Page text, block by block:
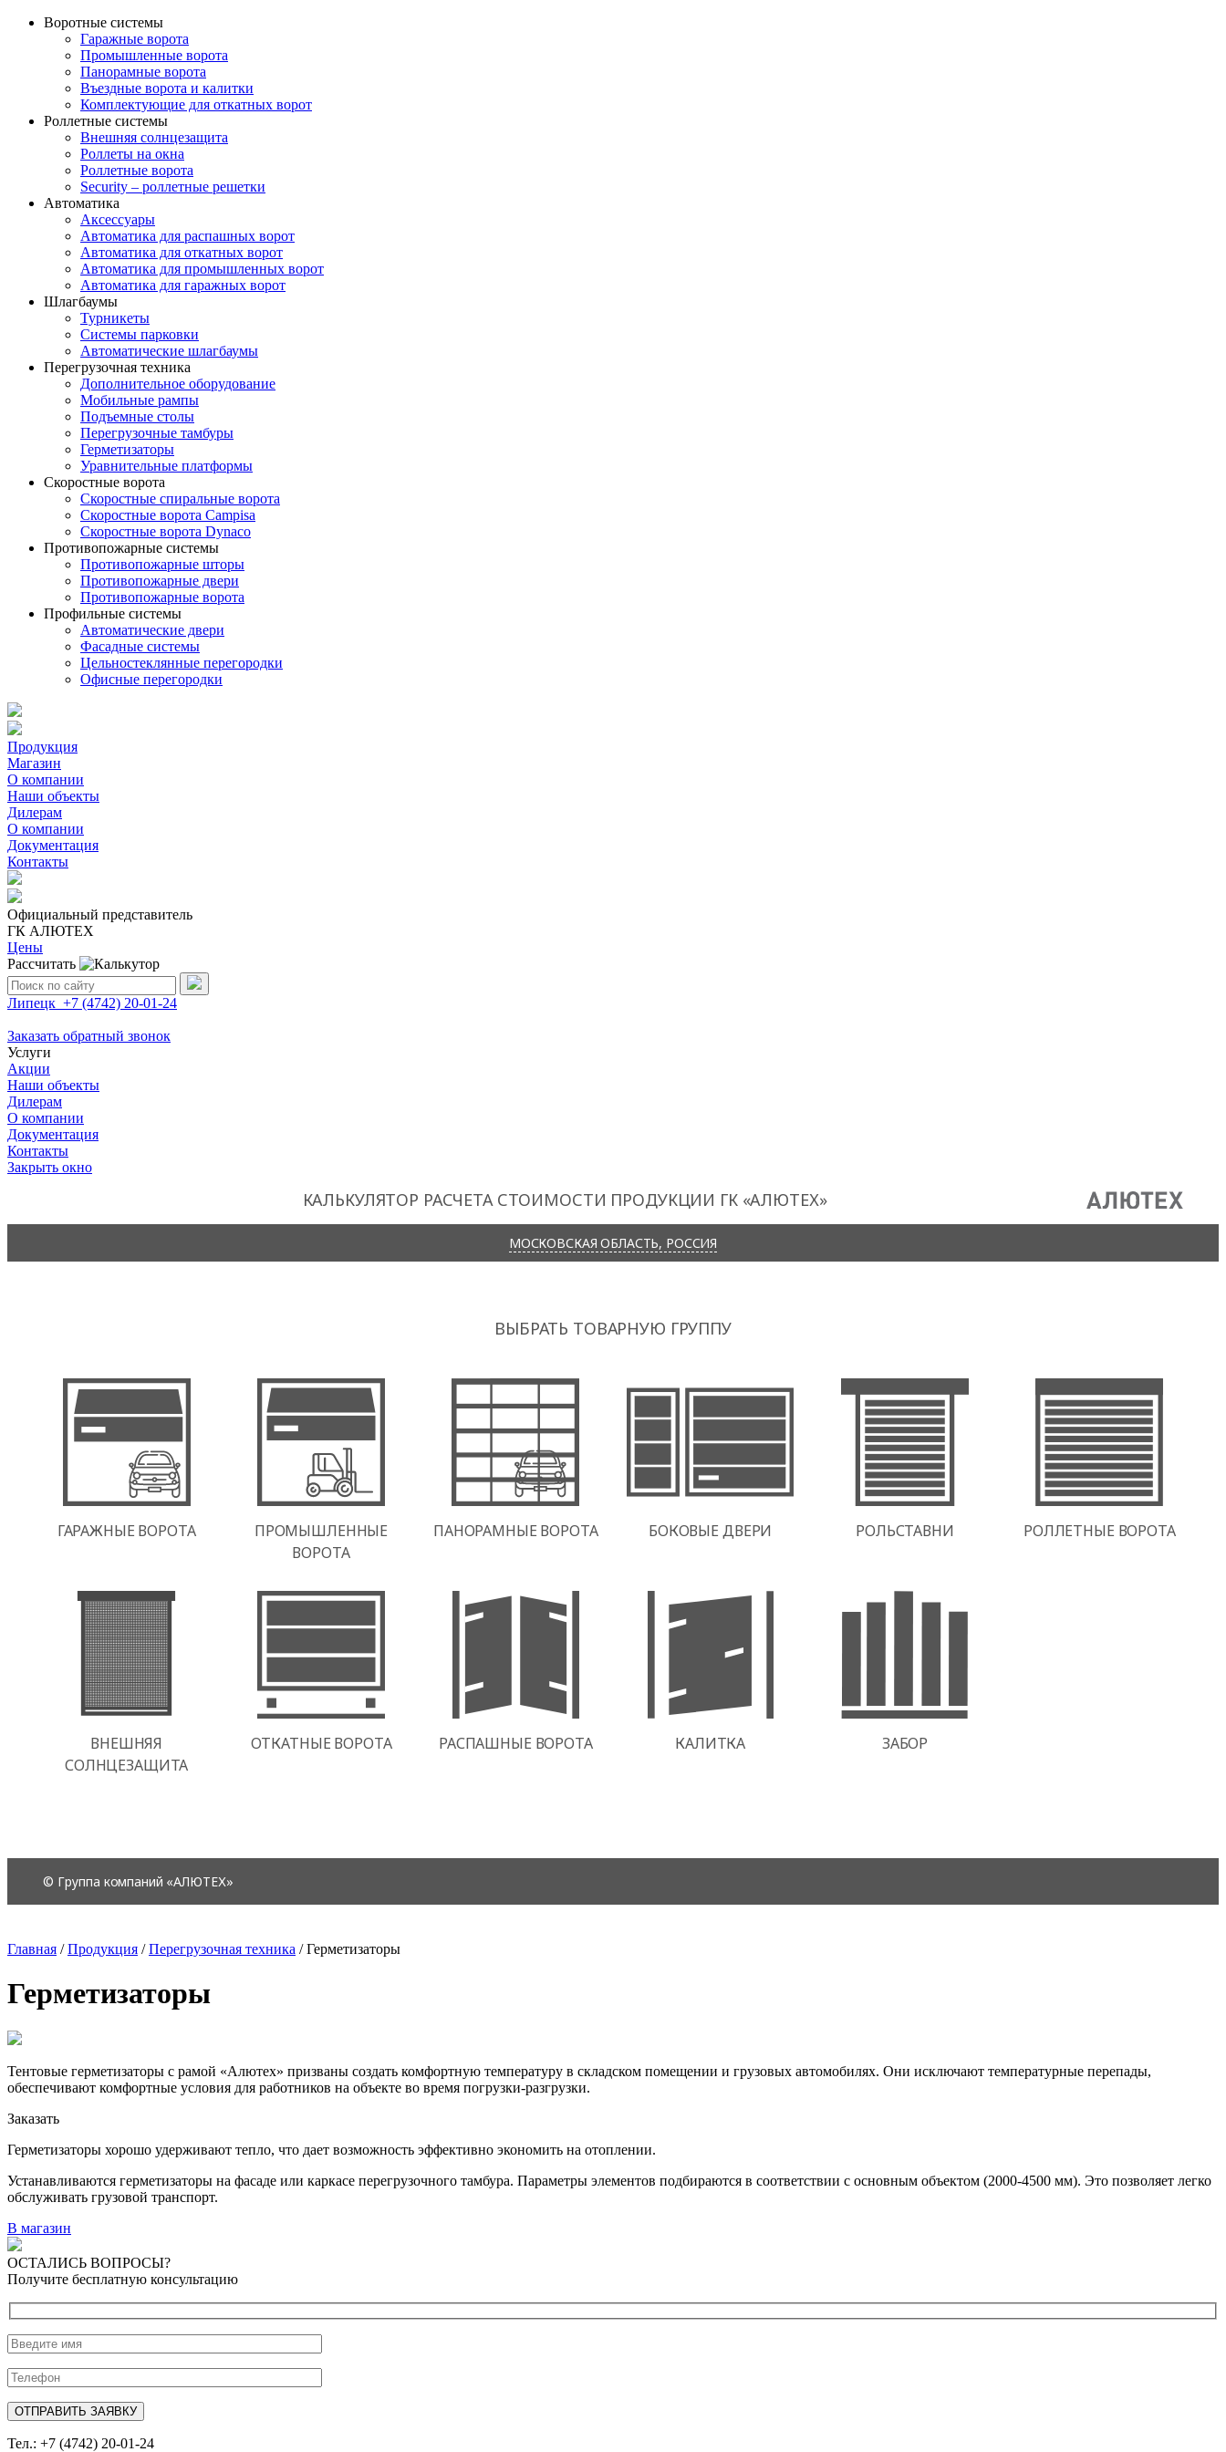
Воротные системы
Гаражные ворота
Промышленные ворота
Панорамные ворота
Въездные ворота и калитки
Комплектующие для откатных ворот
Роллетные системы
Внешняя солнцезащита
Роллеты на окна
Роллетные ворота
Security – роллетные решетки
Автоматика
Аксессуары
Автоматика для распашных ворот
Автоматика для откатных ворот
Автоматика для промышленных ворот
Автоматика для гаражных ворот
Шлагбаумы
Турникеты
Системы парковки
Автоматические шлагбаумы
Перегрузочная техника
Дополнительное оборудование
Мобильные рампы
Подъемные столы
Перегрузочные тамбуры
Герметизаторы
Уравнительные платформы
Скоростные ворота
Скоростные спиральные ворота
Скоростные ворота Campisa
Скоростные ворота Dynaco
Противопожарные системы
Противопожарные шторы
Противопожарные двери
Противопожарные ворота
Профильные системы
Автоматические двери
Фасадные системы
Цельностеклянные перегородки
Офисные перегородки
Продукция
Магазин
О компании
Наши объекты
Дилерам
О компании
Документация
Контакты
Официальный представитель
ГК АЛЮТЕХ
Цены
Рассчитать
Поиск:
Липецк +7 (4742) 20-01-24
Заказать обратный звонок
Услуги
Акции
Наши объекты
Дилерам
О компании
Документация
Контакты
Закрыть окно
Главная /Продукция /Перегрузочная техника /Герметизаторы
Герметизаторы
Тентовые герметизаторы с рамой «Алютех» призваны создать комфортную температуру в складском помещении и грузовых автомобилях. Они исключают температурные перепады,
обеспечивают комфортные условия для работников на объекте во время погрузки-разгрузки.
Заказать
Герметизаторы хорошо удерживают тепло, что дает возможность эффективно экономить на отоплении.
Устанавливаются герметизаторы на фасаде или каркасе перегрузочного тамбура. Параметры элементов подбираются в соответствии с основным объектом (2000-4500 мм). Это позволяет легко
обслуживать грузовой транспорт.
В магазин
ОСТАЛИСЬ ВОПРОСЫ?
Получите бесплатную консультацию
Тел.: +7 (4742) 20-01-24